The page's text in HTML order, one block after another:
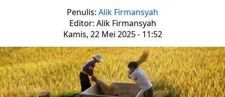
Penulis: Alik Firmansyah
Editor: Alik Firmansyah
Kamis, 22 Mei 2025 - 11:52